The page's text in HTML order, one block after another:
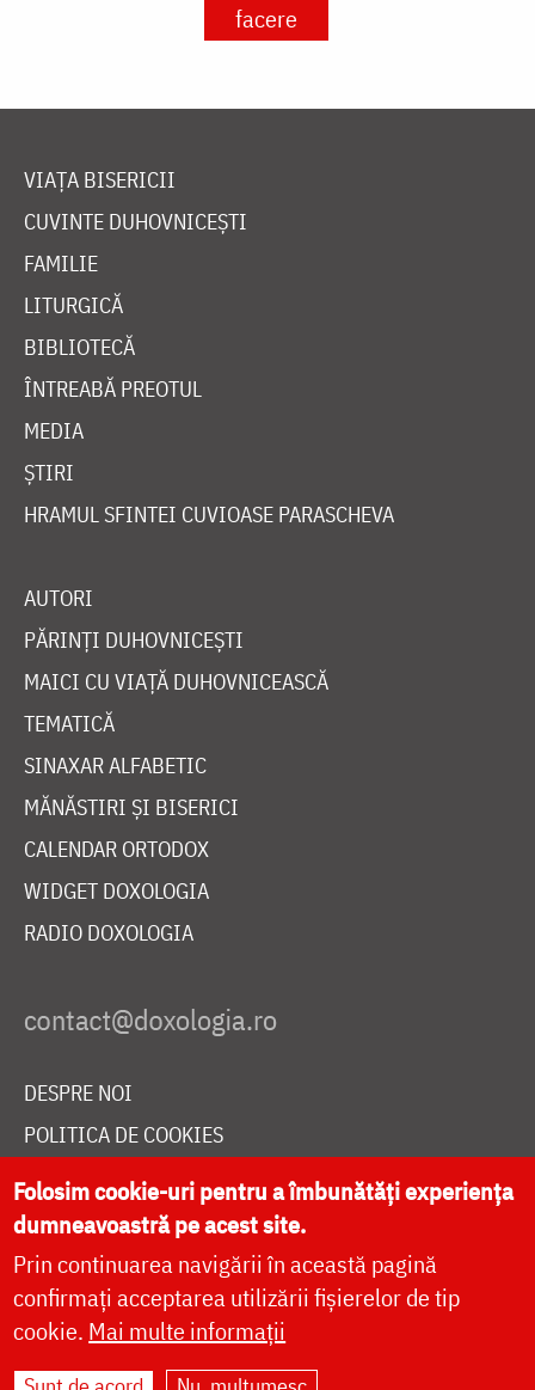
facere
VIAȚA BISERICII
CUVINTE DUHOVNICEȘTI
FAMILIE
LITURGICĂ
BIBLIOTECĂ
ÎNTREABĂ PREOTUL
MEDIA
ȘTIRI
HRAMUL SFINTEI CUVIOASE PARASCHEVA
AUTORI
PĂRINȚI DUHOVNICEȘTI
MAICI CU VIAȚĂ DUHOVNICEASCĂ
TEMATICĂ
SINAXAR ALFABETIC
MĂNĂSTIRI ȘI BISERICI
CALENDAR ORTODOX
WIDGET DOXOLOGIA
RADIO DOXOLOGIA
DESPRE NOI
POLITICA DE COOKIES
DONEAZĂ ONLINE PENTRU CATEDRALA NAȚIONALĂ
LIVE
Folosim cookie-uri pentru a îmbunătăți experiența
dumneavoastră pe acest site.
Prin continuarea navigării în această pagină
confirmați acceptarea utilizării fișierelor de tip
cookie. Mai multe informații